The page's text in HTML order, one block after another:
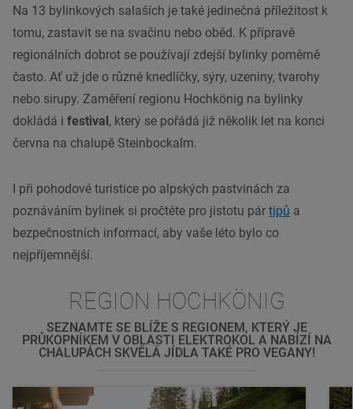
Na 13 bylinkových salaších je také jedinečná příležitost k
tomu, zastavit se na svačinu nebo oběd. K přípravě
regionálních dobrot se používají zdejší bylinky poměrně
často. Ať už jde o různé knedlíčky, sýry, uzeniny, tvarohy
nebo sirupy. Zaměření regionu Hochkönig na bylinky
dokládá i festival, který se pořádá již několik let na konci
června na chalupě Steinbockalm.
I při pohodové turistice po alpských pastvinách za
poznáváním bylinek si pročtěte pro jistotu pár tipů a
bezpečnostních informací, aby vaše léto bylo co
nejpříjemnější.
REGION HOCHKÖNIG
SEZNAMTE SE BLÍŽE S REGIONEM, KTERÝ JE
PRŮKOPNÍKEM V OBLASTI ELEKTROKOL A NABÍZÍ NA
CHALUPÁCH SKVĚLÁ JÍDLA TAKÉ PRO VEGANY!